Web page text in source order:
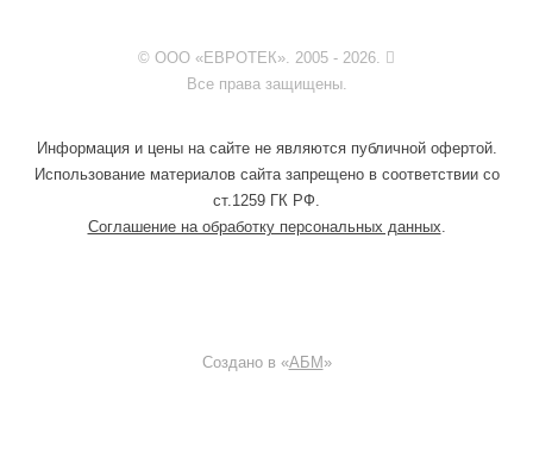
© ООО «ЕВРОТЕК». 2005 - 2026.
Все права защищены.
Информация и цены на сайте не являются публичной офертой.
Использование материалов сайта запрещено в соответствии со
ст.1259 ГК РФ.
Соглашение на обработку персональных данных
Создано в «АБМ »